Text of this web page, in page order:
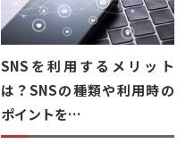
SNSを利用するメリット
は？SNSの種類や利用時の
ポイントを…